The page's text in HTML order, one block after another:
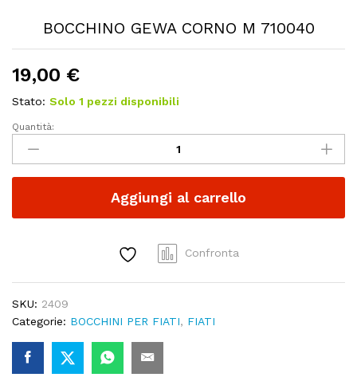
BOCCHINO GEWA CORNO M 710040
19,00 €
Stato: Solo 1 pezzi disponibili
BOCCHINO
GEWA
CORNO
M
quantity
Quantità:
Aggiungi al carrello
Confronta
SKU: 2409
Categorie: BOCCHINI PER FIATI, FIATI